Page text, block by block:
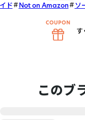
ド
Not on Amazon ソ
このブ
す